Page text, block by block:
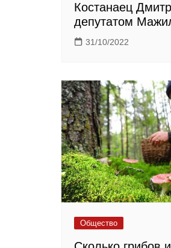
Костанаец
депутатом
31/10/2022
Общество